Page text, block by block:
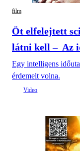
film
Öt elfelejtett
látni kell – Az
Egy intelligens
érdemelt volna.